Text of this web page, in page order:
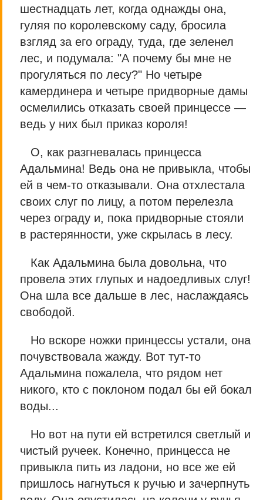
шестнадцать лет, когда однажды она,
гуляя по королевскому саду, бросила
взгляд за его ограду, туда, где зеленел
лес, и подумала: "А почему бы мне не
прогуляться по лесу?" Но четыре
камердинера и четыре придворные дамы
осмелились отказать своей принцессе —
ведь у них был приказ короля!
О, как разгневалась принцесса
Адальмина! Ведь она не привыкла, чтобы
ей в чем-то отказывали. Она отхлестала
своих слуг по лицу, а потом перелезла
через ограду и, пока придворные стояли
в растерянности, уже скрылась в лесу.
Как Адальмина была довольна, что
провела этих глупых и надоедливых слуг!
Она шла все дальше в лес, наслаждаясь
свободой.
Но вскоре ножки принцессы устали, она
почувствовала жажду. Вот тут-то
Адальмина пожалела, что рядом нет
никого, кто с поклоном подал бы ей бокал
воды...
Но вот на пути ей встретился светлый и
чистый ручеек. Конечно, принцесса не
привыкла пить из ладони, но все же ей
пришлось нагнуться к ручью и зачерпнуть